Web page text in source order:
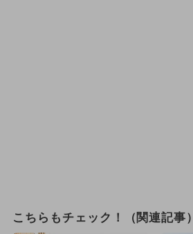
こちらもチェック！（関連記事）